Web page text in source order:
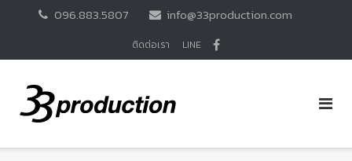
096.883.5807 info@33production.com
ติดต่อเรา LINE